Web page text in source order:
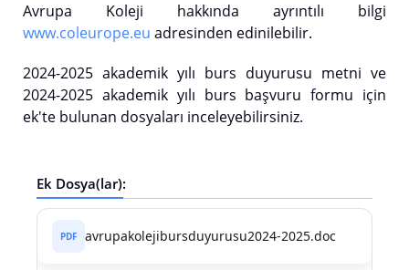
Avrupa Koleji hakkında ayrıntılı bilgi
www.coleurope.eu adresinden edinilebilir.
2024-2025 akademik yılı burs duyurusu metni ve
2024-2025 akademik yılı burs başvuru formu için
ek'te bulunan dosyaları inceleyebilirsiniz.
Ek Dosya(lar):
avrupakolejibursduyurusu2024-2025.doc